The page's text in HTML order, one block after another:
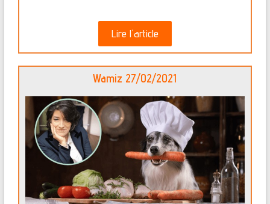
Lire l'article
Wamiz 27/02/2021